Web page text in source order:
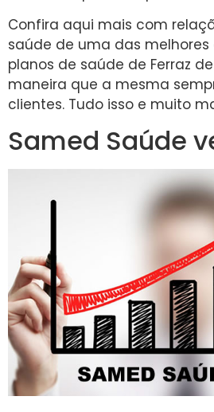
Confira aqui mais com
saúde de uma das
planos de saúde de Ferraz
maneira que a mesma
clientes. Tudo isso e muito
Samed Saúde